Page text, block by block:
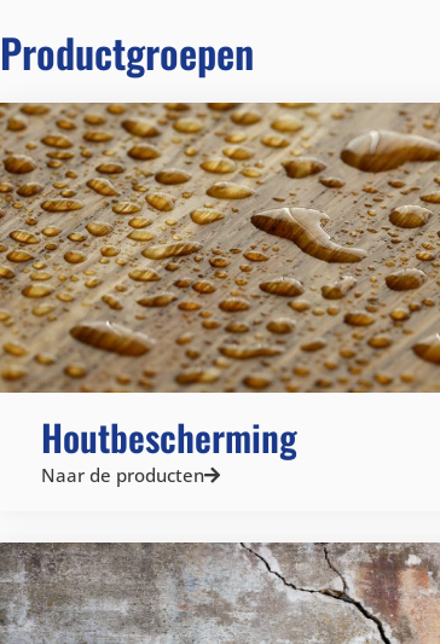
Productgroepen
Houtbescherming
Naar de producten